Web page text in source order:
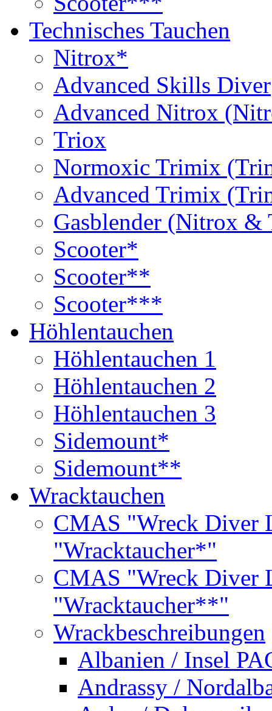
Technisches Tauchen
Nitrox*
Advanced Skills Diver
Advanced Nitrox
Triox
Normoxic Trimix
Advanced Trimix
Gasblender (Nitrox
Scooter*
Scooter**
Scooter***
Höhlentauchen
Höhlentauchen 1
Höhlentauchen 2
Höhlentauchen 3
Sidemount*
Sidemount**
Wracktauchen
CMAS "Wreck Diver
"Wracktaucher*"
CMAS "Wreck Diver
"Wracktaucher**"
Wrackbeschreibungen
Albanien / Insel
Andrassy /